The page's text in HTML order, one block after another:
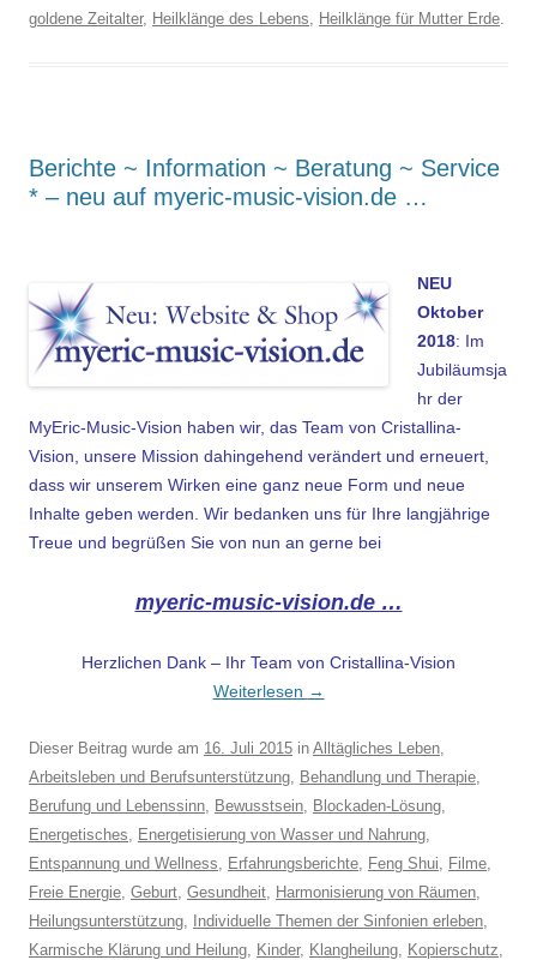
goldene Zeitalter, Heilklänge des Lebens, Heilklänge für Mutter Erde.
Berichte ~ Information ~ Beratung ~ Service
* – neu auf myeric-music-vision.de …
NEU
Oktober
2018: Im
Jubiläumsja
hr der
MyEric-Music-Vision haben wir, das Team von Cristallina-
Vision, unsere Mission dahingehend verändert und erneuert,
dass wir unserem Wirken eine ganz neue Form und neue
Inhalte geben werden. Wir bedanken uns für Ihre langjährige
Treue und begrüßen Sie von nun an gerne bei
myeric-music-vision.de …
Herzlichen Dank – Ihr Team von Cristallina-Vision
Weiterlesen →
Dieser Beitrag wurde am 16. Juli 2015 in Alltägliches Leben,
Arbeitsleben und Berufsunterstützung, Behandlung und Therapie,
Berufung und Lebenssinn, Bewusstsein, Blockaden-Lösung,
Energetisches, Energetisierung von Wasser und Nahrung,
Entspannung und Wellness, Erfahrungsberichte, Feng Shui, Filme,
Freie Energie, Geburt, Gesundheit, Harmonisierung von Räumen,
Heilungsunterstützung, Individuelle Themen der Sinfonien erleben,
Karmische Klärung und Heilung, Kinder, Klangheilung, Kopierschutz,